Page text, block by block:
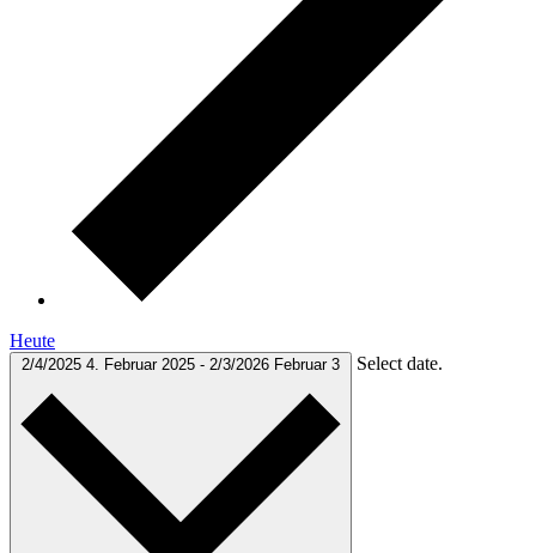
Heute
2/4/2025 4. Februar 2025 - 2/3/2026 Februar 3 Select date.